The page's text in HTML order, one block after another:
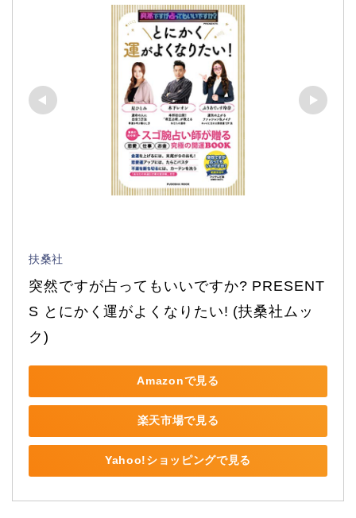
扶桑社
突然ですが占ってもいいですか? PRESENT
S とにかく運がよくなりたい! (扶桑社ムッ
ク)
Amazonで見る
楽天市場で見る
Yahoo!ショッピングで見る